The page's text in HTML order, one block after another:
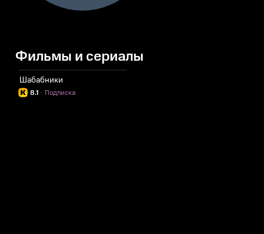
Фильмы и сериалы
Шабабники
8.1 Подписка
·